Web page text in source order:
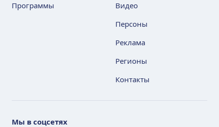
Программы
Видео
Персоны
Реклама
Регионы
Контакты
Мы в соцсетях